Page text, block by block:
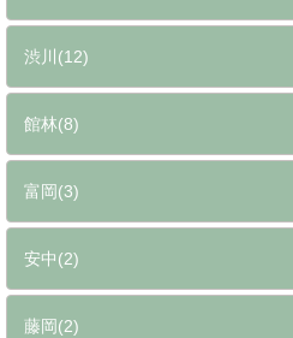
渋川(12)
館林(8)
富岡(3)
安中(2)
藤岡(2)